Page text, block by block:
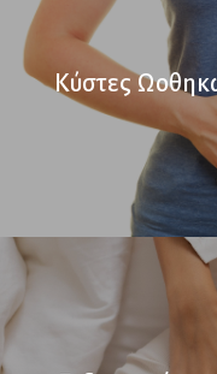
Κύστες